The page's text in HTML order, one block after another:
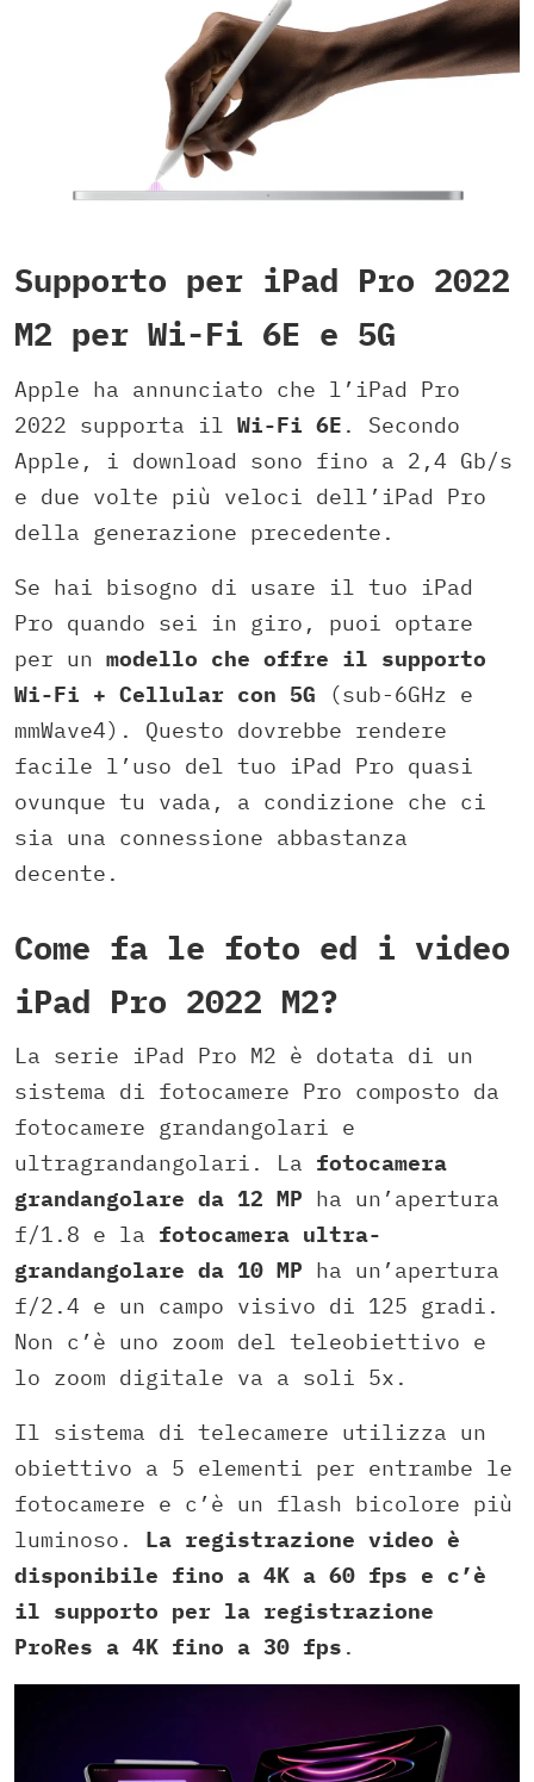
Supporto per iPad Pro 2022
M2 per Wi-Fi 6E e 5G
Apple ha annunciato che l’iPad Pro
2022 supporta il Wi-Fi 6E . Secondo
Apple, i download sono fino a 2,4 Gb/s
e due volte più veloci dell’iPad Pro
della generazione precedente.
Se hai bisogno di usare il tuo iPad
Pro quando sei in giro, puoi optare
per un modello che offre il supporto
Wi-Fi + Cellular con 5G (sub-6GHz e
mmWave4). Questo dovrebbe rendere
facile l’uso del tuo iPad Pro quasi
ovunque tu vada, a condizione che ci
sia una connessione abbastanza
decente.
Come fa le foto ed i video
iPad Pro 2022 M2?
La serie iPad Pro M2 è dotata di un
sistema di fotocamere Pro composto da
fotocamere grandangolari e
ultragrandangolari. La fotocamera
grandangolare da 12 MP ha un’apertura
f/1.8 e la fotocamera ultra-
grandangolare da 10 MP ha un’apertura
f/2.4 e un campo visivo di 125 gradi.
Non c’è uno zoom del teleobiettivo e
lo zoom digitale va a soli 5x.
Il sistema di telecamere utilizza un
obiettivo a 5 elementi per entrambe le
fotocamere e c’è un flash bicolore più
luminoso. La registrazione video è
disponibile fino a 4K a 60 fps e c’è
il supporto per la registrazione
ProRes a 4K fino a 30 fps .